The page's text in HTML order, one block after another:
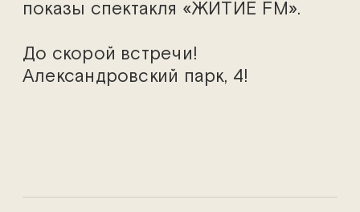
показы спектакля «ЖИТИЕ FM».
До скорой встречи!
Александровский парк, 4!